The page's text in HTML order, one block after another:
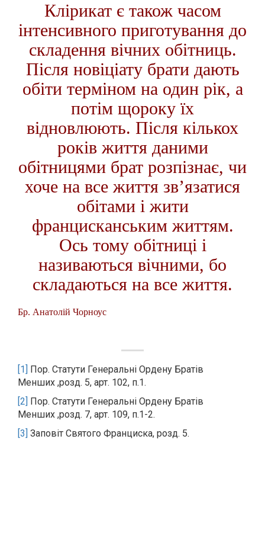
Клірикат є також часом
інтенсивного приготування до
складення вічних обітниць.
Після новіціату брати дають
обіти терміном на один рік, а
потім щороку їх
відновлюють. Після кількох
років життя даними
обітницями брат розпізнає, чи
хоче на все життя зв’язатися
обітами і жити
францисканським життям.
Ось тому обітниці і
називаються вічними, бо
складаються на все життя.
Бр. Анатолій Чорноус
[1] Пор. Статути Генеральні Ордену Братів
Менших ,розд. 5, арт. 102, п.1.
[2] Пор. Статути Генеральні Ордену Братів
Менших ,розд. 7, арт. 109, п.1-2.
[3] Заповіт Святого Франциска, розд. 5.